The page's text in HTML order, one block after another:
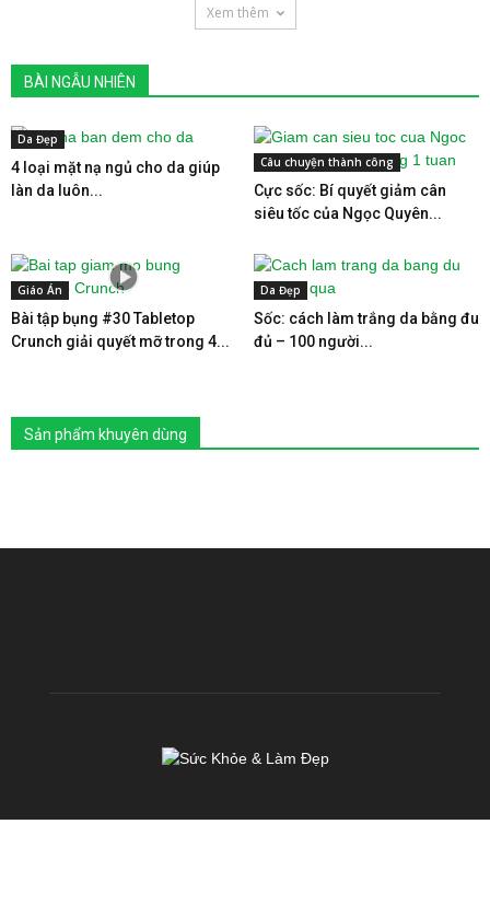
Xem thêm
BÀI NGẪU NHIÊN
Da Đẹp
4 loại mặt nạ ngủ cho da giúp
làn da luôn...
Câu chuyện thành công
Cực sốc: Bí quyết giảm cân
siêu tốc của Ngọc Quyên...
Giáo Án
Bài tập bụng #30 Tabletop
Crunch giải quyết mỡ trong 4...
Da Đẹp
Sốc: cách làm trắng da bằng đu
đủ – 100 người...
Sản phẩm khuyên dùng